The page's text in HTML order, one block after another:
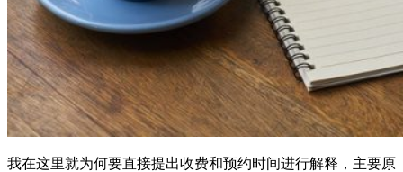
我在这里就为何要直接提出收费和预约时间进行解释，主要原